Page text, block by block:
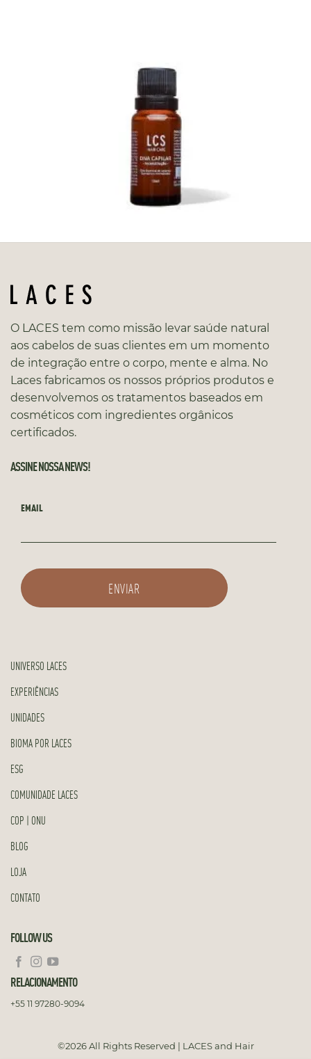
O LACES tem como missão levar saúde natural
aos cabelos de suas clientes em um momento
de integração entre o corpo, mente e alma. No
Laces fabricamos os nossos próprios produtos e
desenvolvemos os tratamentos baseados em
cosméticos com ingredientes orgânicos
certificados.
ASSINE NOSSA NEWS!
EMAIL
UNIVERSO LACES
EXPERIÊNCIAS
UNIDADES
BIOMA POR LACES
ESG
COMUNIDADE LACES
COP | ONU
BLOG
LOJA
CONTATO
FOLLOW US
RELACIONAMENTO
+55 11 97280-9094
©2026 All Rights Reserved | LACES and Hair